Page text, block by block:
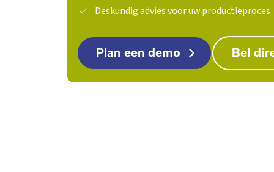
Deskundig advies voor uw productieproces
Plan een demo Bel